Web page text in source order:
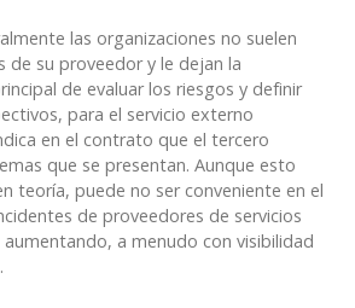
las organizaciones no suelen
de su proveedor y le dejan la
de evaluar los riesgos y definir
para el servicio externo
en el contrato que el tercero
que se presentan. Aunque esto
teoría, puede no ser conveniente en el
de proveedores de servicios
a menudo con visibilidad